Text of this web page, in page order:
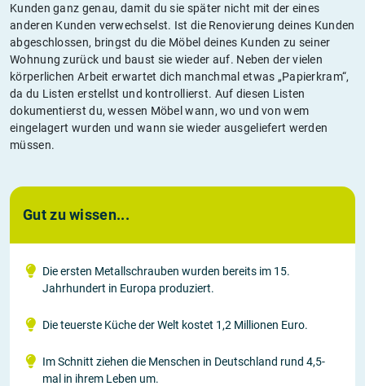
Kunden ganz genau, damit du sie später nicht mit der eines
anderen Kunden verwechselst. Ist die Renovierung deines Kunden
abgeschlossen, bringst du die Möbel deines Kunden zu seiner
Wohnung zurück und baust sie wieder auf. Neben der vielen
körperlichen Arbeit erwartet dich manchmal etwas „Papierkram“,
da du Listen erstellst und kontrollierst. Auf diesen Listen
dokumentierst du, wessen Möbel wann, wo und von wem
eingelagert wurden und wann sie wieder ausgeliefert werden
müssen.
Gut zu wissen...
Die ersten Metallschrauben wurden bereits im 15.
Jahrhundert in Europa produziert.
Die teuerste Küche der Welt kostet 1,2 Millionen Euro.
Im Schnitt ziehen die Menschen in Deutschland rund 4,5-
mal in ihrem Leben um.